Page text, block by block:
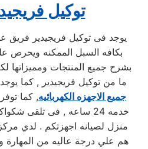
توكيل
يوجد فى توكيل فريجيدير
بكافه السبل الممكنه ويحرص
بشرح جميع المنتجات ومميزاتها
ما من توكيل فريجيدير , كما
جميع الاجهزه الكهربائيه, كما
خدمه 24 ساعه , فى تلقى
منزل لصيانه اجهزتكم . لدي
هم علي درجة عاليه من المهارة